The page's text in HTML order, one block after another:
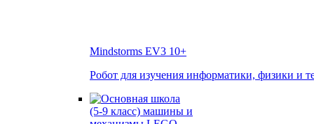
Mindstorms EV3 10+
Робот для изучения информатики, физики и